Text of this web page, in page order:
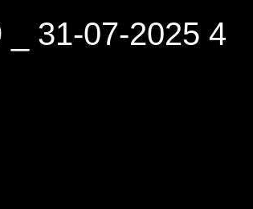
31-07-2025 4